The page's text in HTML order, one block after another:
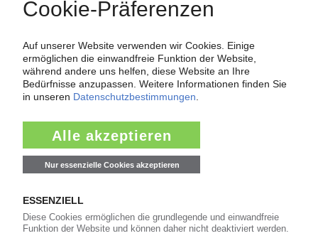
Als einer der Internet-Pioniere der Kunststoffindustrie
versorgt das KunststoffWeb bereits seit 1996 die Fach-
und Führungskräfte der Branche mit täglichen
der Berichterstattung ist dabei die Preisentwicklung für
Kunststoffe sowie Märkte, Unternehmen, Produkte,
Material, Anwendungen und Verpackungen.
Weiterhin bietet das KunststoffWeb geeignete
Bezugsquellen für den Einkauf sowie nützlichen Service-
Informationen wie Handelsnamen und Veranstaltungen.